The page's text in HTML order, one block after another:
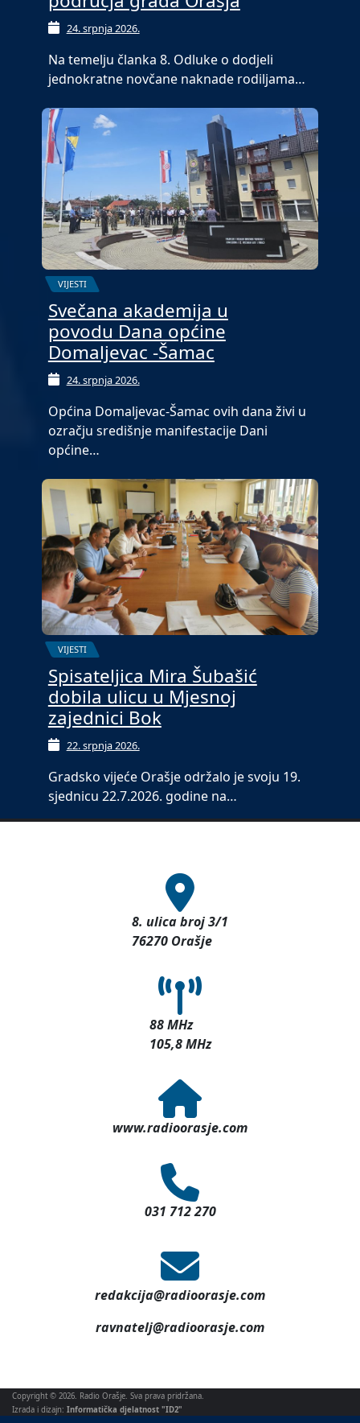
24. srpnja 2026.
Na temelju članka 8. Odluke o dodjeli
jednokratne novčane naknade rodiljama…
VIJESTI
Svečana akademija u
povodu Dana općine
Domaljevac -Šamac
24. srpnja 2026.
Općina Domaljevac-Šamac ovih dana živi u
ozračju središnje manifestacije Dani
općine…
VIJESTI
Spisateljica Mira Šubašić
dobila ulicu u Mjesnoj
zajednici Bok
22. srpnja 2026.
Gradsko vijeće Orašje održalo je svoju 19.
sjednicu 22.7.2026. godine na…
8. ulica broj 3/1
76270 Orašje
88 MHz
105,8 MHz
www.radioorasje.com
031 712 270
redakcija@radioorasje.com
ravnatelj@radioorasje.com
Copyright © 2026. Radio Orašje. Sva prava pridržana.
Izrada i dizajn: Informatička djelatnost "ID2"